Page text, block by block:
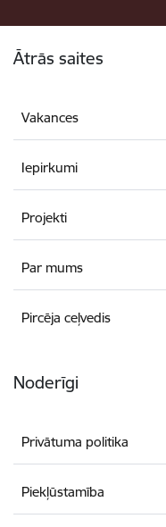
Ātrās saites
Vakances
Iepirkumi
Projekti
Par mums
Pircēja ceļvedis
Noderīgi
Privātuma politika
Piekļūstamība